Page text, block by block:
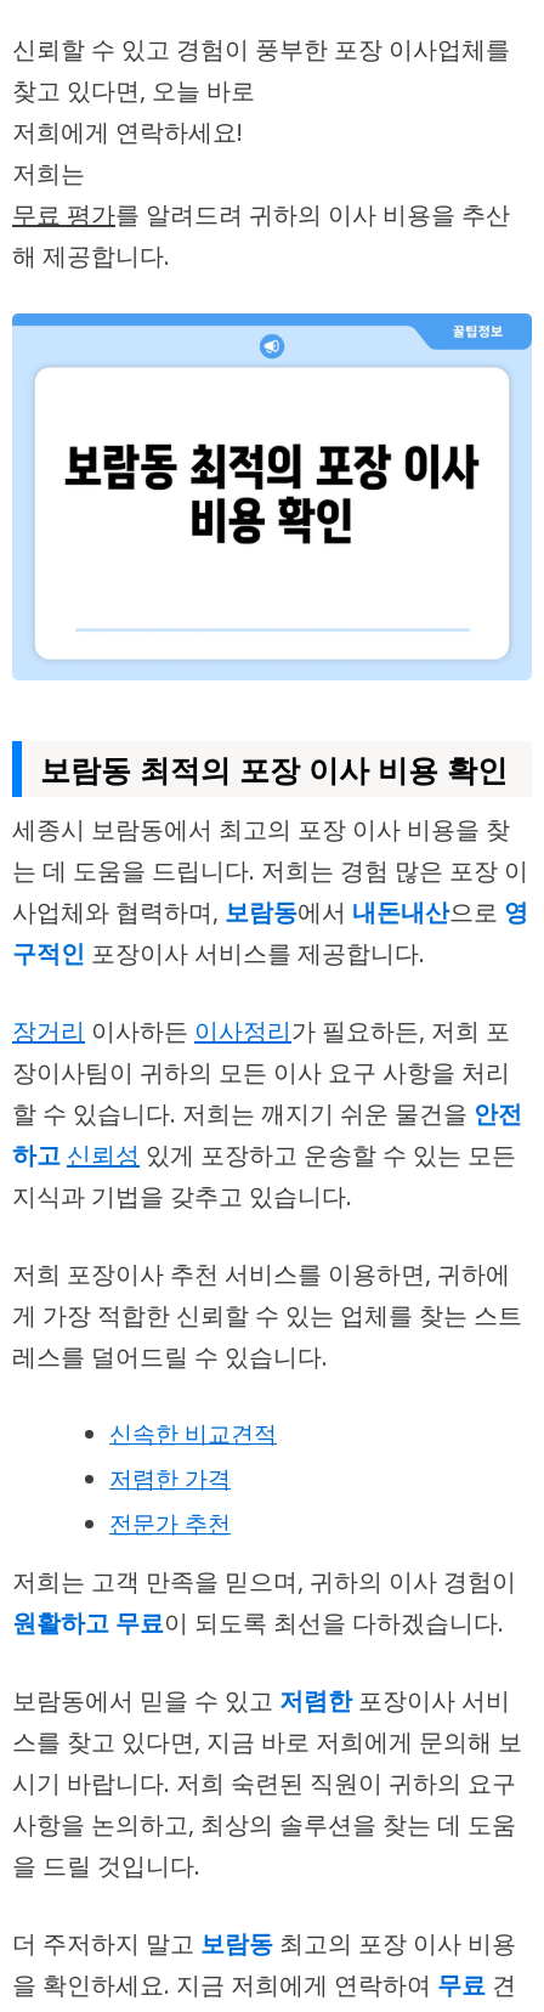
신뢰할 수 있고 경험이 풍부한 포장 이사업체를
찾고 있다면, 오늘 바로
저희에게 연락하세요!
저희는
무료 평가를 알려드려 귀하의 이사 비용을 추산
해 제공합니다.
보람동 최적의 포장 이사 비용 확인
세종시 보람동에서 최고의 포장 이사 비용을 찾
는 데 도움을 드립니다. 저희는 경험 많은 포장 이
사업체와 협력하며, 보람동에서 내돈내산으로 영
구적인 포장이사 서비스를 제공합니다.
장거리 이사하든 이사정리가 필요하든, 저희 포
장이사팀이 귀하의 모든 이사 요구 사항을 처리
할 수 있습니다. 저희는 깨지기 쉬운 물건을 안전
하고 신뢰성 있게 포장하고 운송할 수 있는 모든
지식과 기법을 갖추고 있습니다.
저희 포장이사 추천 서비스를 이용하면, 귀하에
게 가장 적합한 신뢰할 수 있는 업체를 찾는 스트
레스를 덜어드릴 수 있습니다.
신속한 비교견적
저렴한 가격
전문가 추천
저희는 고객 만족을 믿으며, 귀하의 이사 경험이
원활하고 무료이 되도록 최선을 다하겠습니다.
보람동에서 믿을 수 있고 저렴한포장이사 서비
스를 찾고 있다면, 지금 바로 저희에게 문의해 보
시기 바랍니다. 저희 숙련된 직원이 귀하의 요구
사항을 논의하고, 최상의 솔루션을 찾는 데 도움
을 드릴 것입니다.
더 주저하지 말고 보람동 최고의 포장 이사 비용
을 확인하세요. 지금 저희에게 연락하여 무료 견